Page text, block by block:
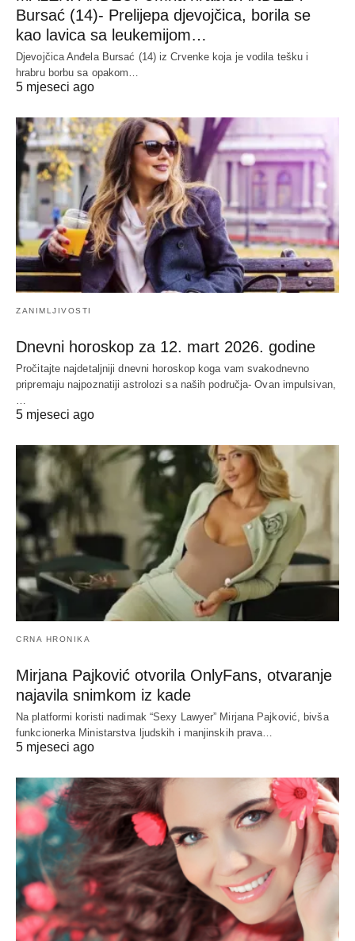
Bursać (14)- Prelijepa djevojčica, borila se
kao lavica sa leukemijom…
Djevojčica Anđela Bursać (14) iz Crvenke koja je vodila tešku i
hrabru borbu sa opakom…
5 mjeseci ago
ZANIMLJIVOSTI
Dnevni horoskop za 12. mart 2026. godine
Pročitajte najdetaljniji dnevni horoskop koga vam svakodnevno
pripremaju najpoznatiji astrolozi sa naših područja- Ovan impulsivan,
…
5 mjeseci ago
CRNA HRONIKA
Mirjana Pajković otvorila OnlyFans, otvaranje
najavila snimkom iz kade
Na platformi koristi nadimak “Sexy Lawyer” Mirjana Pajković, bivša
funkcionerka Ministarstva ljudskih i manjinskih prava…
5 mjeseci ago